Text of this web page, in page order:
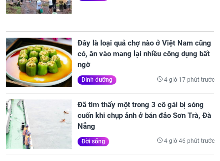
Đây là loại quả chợ nào ở Việt Nam cũng
có, ăn vào mang lại nhiều công dụng bất
ngờ
Dinh dưỡng 4 giờ 17 phút trước
Đã tìm thấy một trong 3 cô gái bị sóng
cuốn khi chụp ảnh ở bán đảo Sơn Trà, Đà
Nẵng
Đời sống 4 giờ 46 phút trước